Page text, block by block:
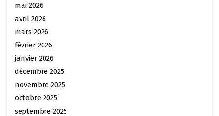
mai 2026
avril 2026
mars 2026
février 2026
janvier 2026
décembre 2025
novembre 2025
octobre 2025
septembre 2025